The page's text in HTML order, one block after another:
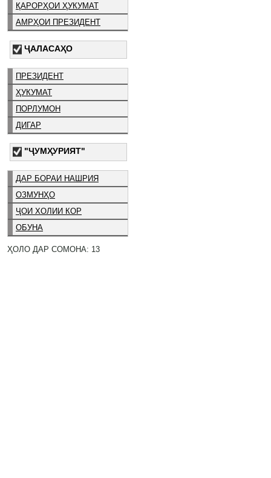
ҚАРОРҲОИ ҲУКУМАТ
АМРҲОИ ПРЕЗИДЕНТ
ҶАЛАСАҲО
ПРЕЗИДЕНТ
ҲУКУМАТ
ПОРЛУМОН
ДИГАР
"ҶУМҲУРИЯТ"
ДАР БОРАИ НАШРИЯ
ОЗМУНҲО
ҶОИ ХОЛИИ КОР
ОБУНА
ҲОЛО ДАР СОМОНА: 13